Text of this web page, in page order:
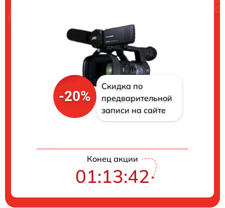
-20%
Скидка по
предварительной
записи на сайте
Конец акции
01:13:41